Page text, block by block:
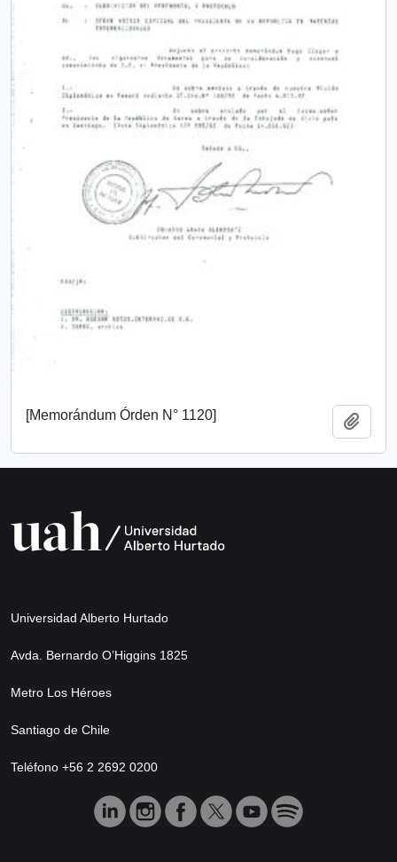
[Memorándum Órden N° 1120]
Universidad Alberto Hurtado
Avda. Bernardo O’Higgins 1825
Metro Los Héroes
Santiago de Chile
Teléfono +56 2 2692 0200